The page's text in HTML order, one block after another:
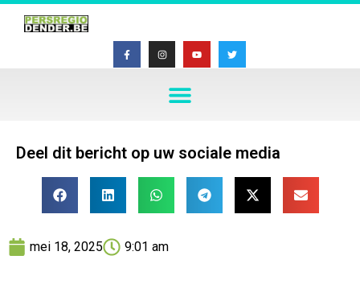
Deel dit bericht op uw sociale media
mei 18, 2025 9:01 am